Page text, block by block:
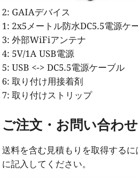
2: GAIAデバイス
1: 2x5メートル防水DC5.5電源ケ
3:外部WiFiアンテナ
4: 5V/1A USB電源
5:USB <-> DC5.5電源ケーブル
6:取り付け用接着剤
7:取り付けストリップ
ご注文・お問い合わせ
送料を含む見積もりを取得する
に記入してください。